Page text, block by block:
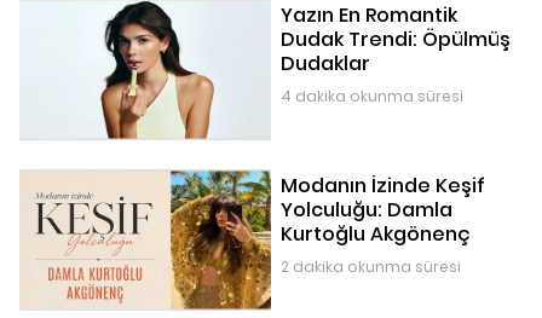
Yazın En Romantik
Dudak Trendi: Öpülmüş
Dudaklar
4 dakika okunma süresi
Modanın İzinde Keşif
Yolculuğu: Damla
Kurtoğlu Akgönenç
2 dakika okunma süresi